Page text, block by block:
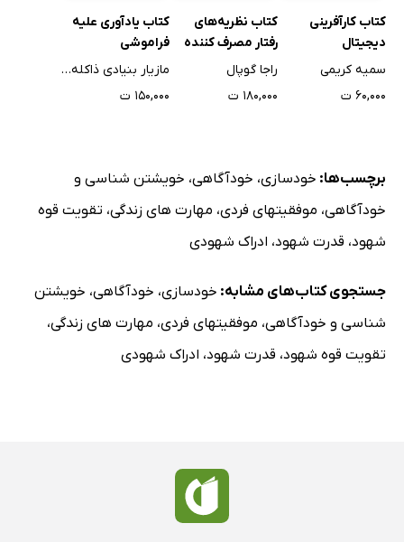
کتاب کارآفرینی
دیجیتال
سمیه کریمی
۶۰,۰۰۰ ت
کتاب نظریه‌های
رفتار مصرف کننده
راجا گوپال
۱۸۰,۰۰۰ ت
کتاب یادآوری علیه
فراموشی
مازیار بنیادی ذاکله بری
۱۵۰,۰۰۰ ت
برچسب‌ها: خودسازی، خودآگاهی، خویشتن شناسی و
خودآگاهی، موفقیتهای فردی، مهارت های زندگی، تقویت قوه
شهود، قدرت شهود، ادراک شهودی
جستجوی کتاب‌های مشابه: خودسازی، خودآگاهی، خویشتن
شناسی و خودآگاهی، موفقیتهای فردی، مهارت های زندگی،
تقویت قوه شهود، قدرت شهود، ادراک شهودی